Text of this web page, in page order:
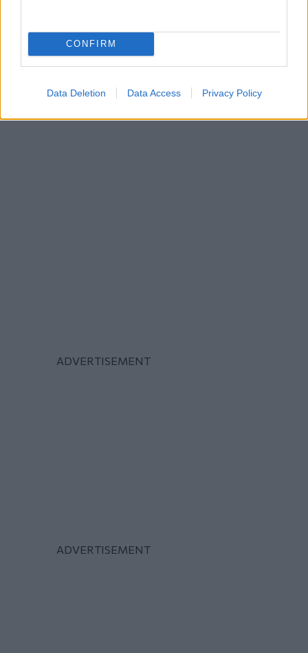
CONFIRM
Data Deletion Data Access Privacy Policy